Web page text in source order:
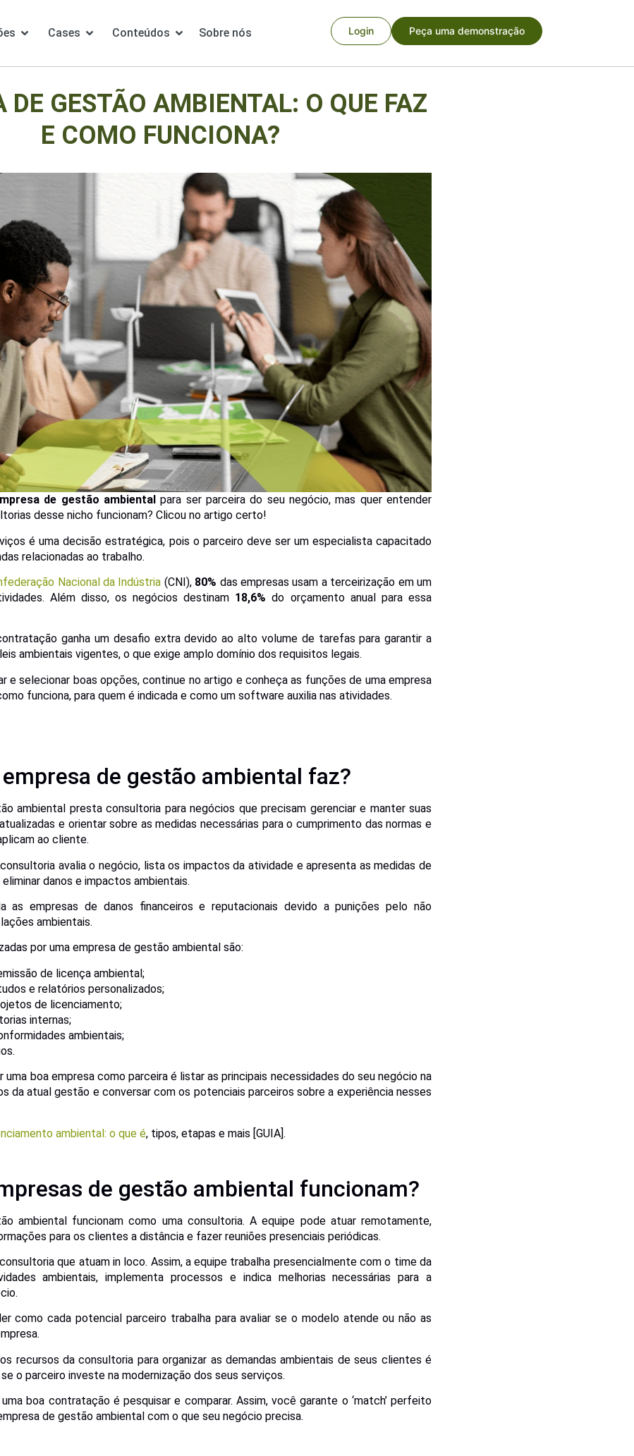
Cases Conteúdos Sobre nós Login Peça uma demonstração
DE GESTÃO AMBIENTAL: O QUE FAZ
E COMO FUNCIONA?
de gestão ambiental para ser parceira do seu negócio, mas quer entender
desse nicho funcionam? Clicou no artigo certo!
é uma decisão estratégica, pois o parceiro deve ser um especialista capacitado
relacionadas ao trabalho.
Nacional da Indústria (CNI), 80% das empresas usam a terceirização em um
Além disso, os negócios destinam 18,6% do orçamento anual para essa
ganha um desafio extra devido ao alto volume de tarefas para garantir a
ambientais vigentes, o que exige amplo domínio dos requisitos legais.
e selecionar boas opções, continue no artigo e conheça as funções de uma empresa
funciona, para quem é indicada e como um software auxilia nas atividades.
de gestão ambiental faz?
ambiental presta consultoria para negócios que precisam gerenciar e manter suas
e orientar sobre as medidas necessárias para o cumprimento das normas e
ao cliente.
avalia o negócio, lista os impactos da atividade e apresenta as medidas de
danos e impactos ambientais.
as empresas de danos financeiros e reputacionais devido a punições pelo não
ambientais.
por uma empresa de gestão ambiental são:
de licença ambiental;
e relatórios personalizados;
de licenciamento;
internas;
ambientais;
uma boa empresa como parceira é listar as principais necessidades do seu negócio na
da atual gestão e conversar com os potenciais parceiros sobre a experiência nesses
ambiental: o que é, tipos, etapas e mais [GUIA].
de gestão ambiental funcionam?
ambiental funcionam como uma consultoria. A equipe pode atuar remotamente,
para os clientes a distância e fazer reuniões presenciais periódicas.
que atuam in loco. Assim, a equipe trabalha presencialmente com o time da
ambientais, implementa processos e indica melhorias necessárias para a
como cada potencial parceiro trabalha para avaliar se o modelo atende ou não as
recursos da consultoria para organizar as demandas ambientais de seus clientes é
o parceiro investe na modernização dos seus serviços.
boa contratação é pesquisar e comparar. Assim, você garante o ‘match’ perfeito
de gestão ambiental com o que seu negócio precisa.